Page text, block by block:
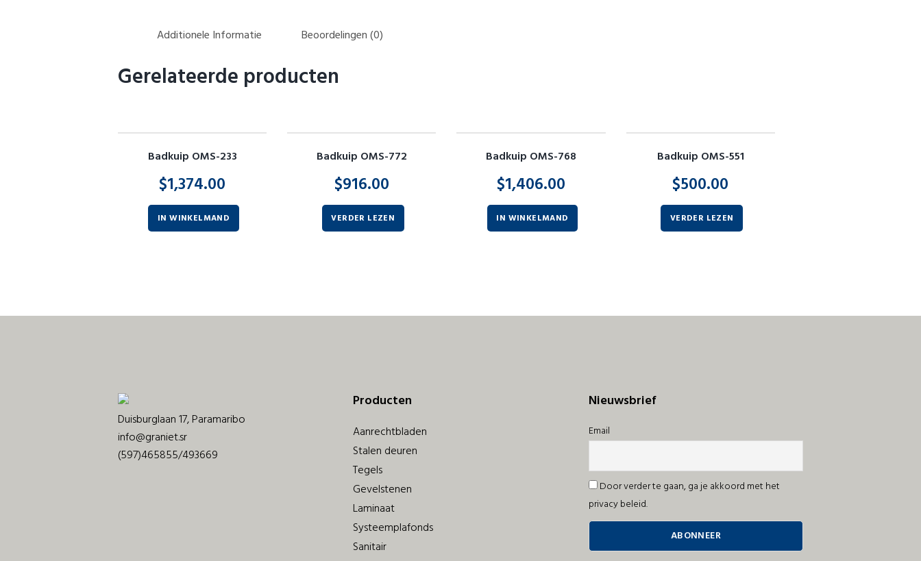
Additionele Informatie Beoordelingen (0)
Gerelateerde producten
Badkuip OMS-233
$1,374.00
IN WINKELMAND
Badkuip OMS-772
$916.00
VERDER LEZEN
Badkuip OMS-768
$1,406.00
IN WINKELMAND
Badkuip OMS-551
$500.00
VERDER LEZEN
Duisburglaan 17, Paramaribo
info@graniet.sr
(597)465855/493669
Producten
Aanrechtbladen
Stalen deuren
Tegels
Gevelstenen
Laminaat
Systeemplafonds
Sanitair
Nieuwsbrief
Email
Door verder te gaan, ga je akkoord met het
privacy beleid.